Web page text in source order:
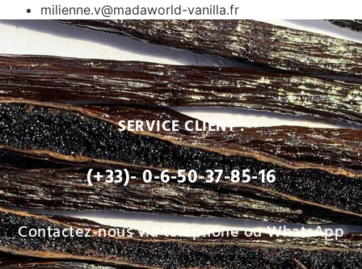
milienne.v@madaworld-vanilla.fr
SERVICE CLIENT :
(+33)- 0-6-50-37-85-16
Contactez-nous via téléphone ou WhatsApp